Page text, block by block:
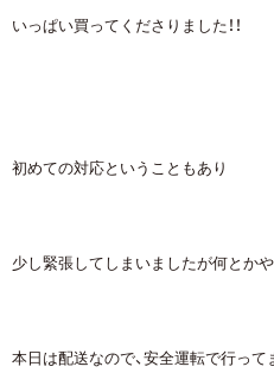
いっぱい買ってくださりました！！
初めての対応ということもあり
少し緊張してしまいましたが何とか
本日は配送なので、安全運転で行って